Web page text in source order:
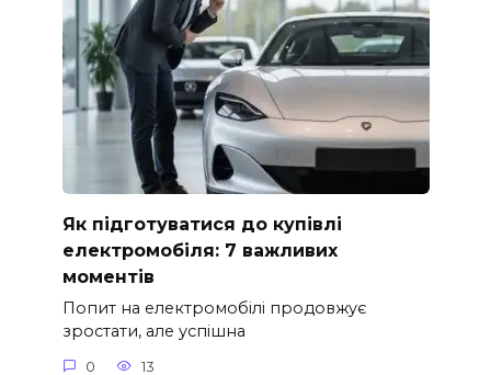
Як підготуватися до купівлі
електромобіля: 7 важливих
моментів
Попит на електромобілі продовжує
зростати, але успішна
0 13